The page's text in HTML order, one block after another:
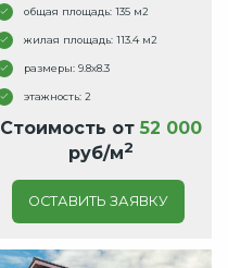
общая площадь: 135 м2
жилая площадь: 113.4 м2
размеры: 9.8x8.3
этажность: 2
Стоимость от 52 000
руб/м2
ОСТАВИТЬ ЗАЯВКУ